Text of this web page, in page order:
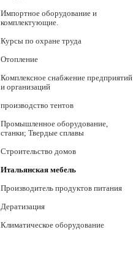
Импортное оборудование и
комплектующие.
Курсы по охране труда
Отопление
Комплексное снабжение предприятий
и организаций
производство тентов
Промышленное оборудование,
станки; Твердые сплавы
Строительство домов
Итальянская мебель
Производитель продуктов питания
Дератизация
Климатическое оборудование